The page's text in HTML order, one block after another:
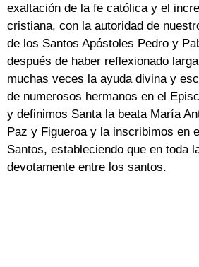
exaltación de la fe católica y el
cristiana, con la autoridad de
de los Santos Apóstoles Pedro y
después de haber reflexionado
muchas veces la ayuda divina y
de numerosos hermanos en el
y definimos Santa la beata María
Paz y Figueroa y la inscribimos en
Santos, estableciendo que en toda
devotamente entre los santos.